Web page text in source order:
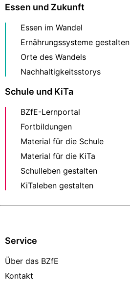
Essen und Zukunft
Essen im Wandel
Ernährungssysteme gestalten
Orte des Wandels
Nachhaltigkeitsstorys
Schule und KiTa
BZfE-Lernportal
Fortbildungen
Material für die Schule
Material für die KiTa
Schulleben gestalten
KiTaleben gestalten
Service
Über das BZfE
Kontakt